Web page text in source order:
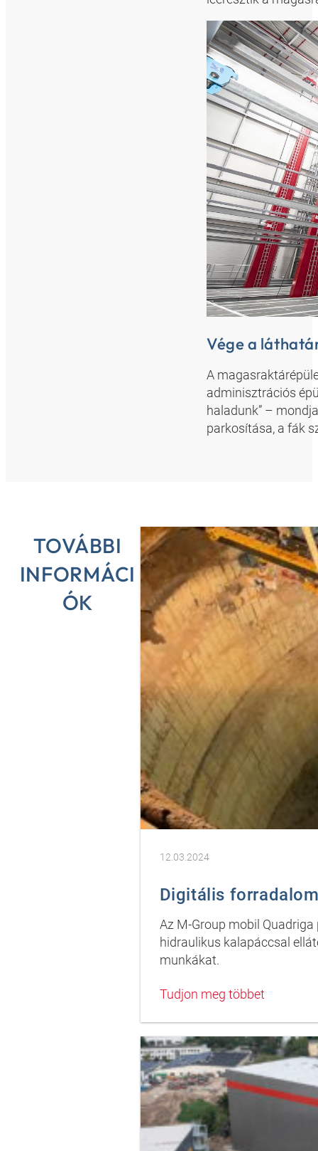
Vége a
A
adminisztrációs
haladunk” –
parkosítása, a fák
TOVÁBBI
INFORMÁCI
ÓK
12.03.2024
Digitális
Az M-Group mobil
hidraulikus kalapáccsal
munkákat.
Tudjon meg többet